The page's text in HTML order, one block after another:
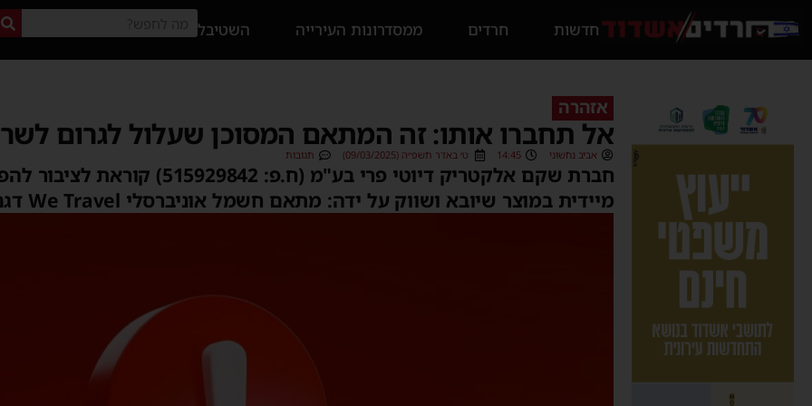
חדשות חרדים ממסדרונות העירייה השטיבל
אזהרה
אל תחברו אותו: זה המתאם המסוכן שעלול לגרום
אביב נחשוני 14:45 ט׳ באדר תשפ״ה (09/03/2025) תגובות
חברת שקם אלקטריק דיוטי פרי בע"מ (ח.פ:
מיידית במוצר שיובא ושווק על ידה: מתאם חשמל אוניברסלי We Travel דגם NO-931-2.